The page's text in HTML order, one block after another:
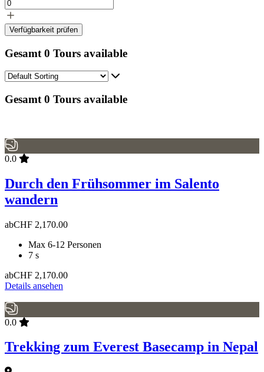
Verfügbarkeit prüfen
Gesamt 0 Tours available
Gesamt 0 Tours available
0.0
Durch den Frühsommer im Salento
wandern
abCHF 2,170.00
Max 6-12 Personen
7 s
abCHF 2,170.00
Details ansehen
0.0
Trekking zum Everest Basecamp in Nepal